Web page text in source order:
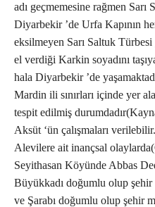
adı geçmemesine rağmen Sarı
Diyarbekir ’de Urfa Kapının
eksilmeyen Sarı Saltuk Türbesi
el verdiği Karkin soyadını
hala Diyarbekir ’de
Mardin ili sınırları içinde yer
tespit edilmiş
Aksüt ‘ün çalışmaları
Alevilere ait inançsal
Seyithasan Köyünde Abbas
Büyükkadı doğumlu olup
ve Şarabı doğumlu olup şehir